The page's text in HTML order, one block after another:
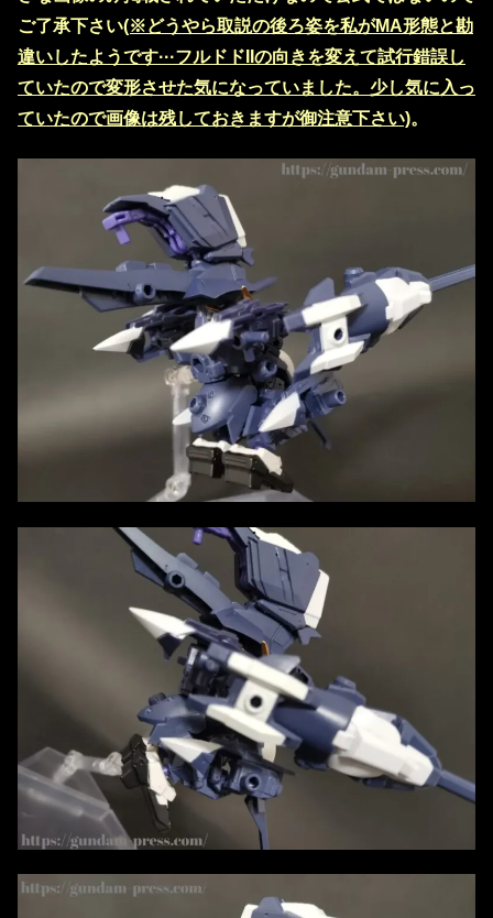
ご了承下さい(※どうやら取説の後ろ姿を私がMA形態と勘
違いしたようです···フルドドIIの向きを変えて試行錯誤し
ていたので変形させた気になっていました。少し気に入っ
ていたので画像は残しておきますが御注意下さい)。